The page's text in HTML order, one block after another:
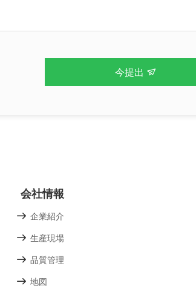
今提出
会社情報
企業紹介
生産現場
品質管理
地図